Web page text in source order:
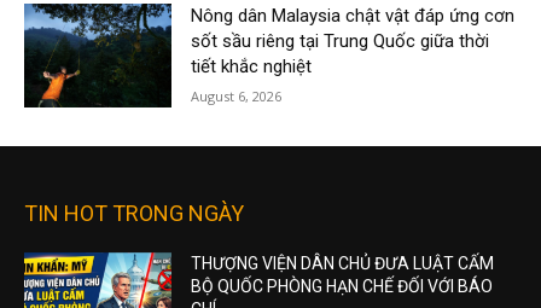
Nông dân Malaysia chật vật đáp ứng cơn
sốt sầu riêng tại Trung Quốc giữa thời
tiết khắc nghiệt
August 6, 2026
TIN HOT TRONG NGÀY
THƯỢNG VIỆN DÂN CHỦ ĐƯA LUẬT CẤM
BỘ QUỐC PHÒNG HẠN CHẾ ĐỐI VỚI BÁO